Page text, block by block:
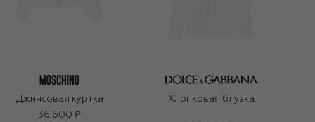
Джинсовая куртка
36 600 ₽
Хлопковая блузка